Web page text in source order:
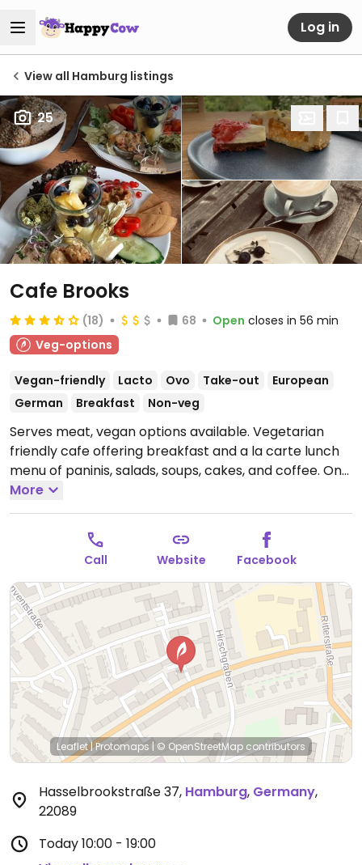
Log in
View all Hamburg listings
25
Cafe Brooks
(18) 68 Open closes in 56 min
Veg-options
Vegan-friendly Lacto Ovo Take-out
European
German
Breakfast Non-veg
Serves meat, vegan options available. Vegetarian
friendly cafe offering breakfast and a la carte lunch
menu of paninis, salads, soups, cakes, and coffee. On
the weekend a breakfast buffet is available with
reservation required. Light vintage and industrial
interior and a wood oven. Accepts EC cards.
Tue-Sun 10:00-19:00.
More
Call Website Facebook
Leaflet|Protomaps | © OpenStreetMap contributors
Hasselbrookstraße 37, Hamburg, Germany,
22089
Today10:00 - 19:00